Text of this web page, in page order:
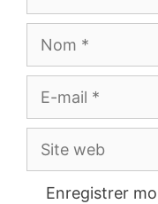
Nom
E-
mail
Site
web
Enregistrer